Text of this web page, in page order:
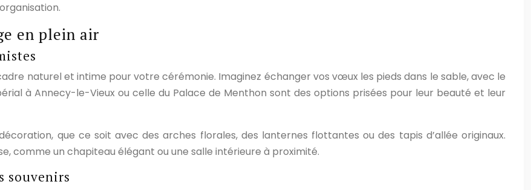
en plein air
naturel et intime pour votre cérémonie. Imaginez échanger vos vœux les pieds dans le sable, avec le
à Annecy-le-Vieux ou celle du Palace de Menthon sont des options prisées pour leur beauté et leur
que ce soit avec des arches florales, des lanternes flottantes ou des tapis d’allée originaux.
comme un chapiteau élégant ou une salle intérieure à proximité.
souvenirs